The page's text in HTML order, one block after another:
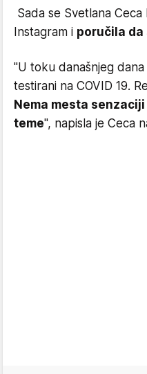
Sada se Svetlana
Instagram i poručila
"U toku današnjeg
testirani na COVID 19.
Nema mesta
teme", napisla je Ceca